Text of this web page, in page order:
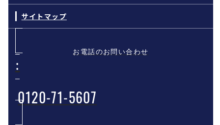
サイトマップ
お電話のお問い合わせ
:
0120-71-5607